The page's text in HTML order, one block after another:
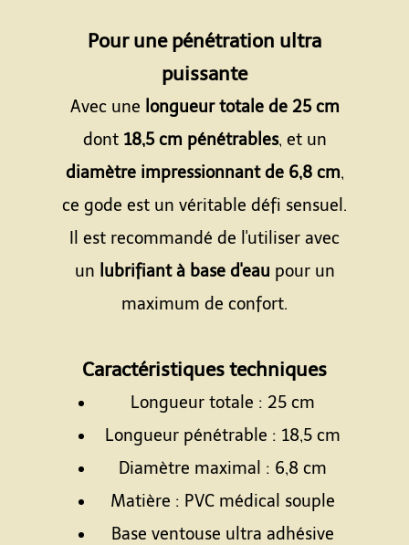
Pour une pénétration ultra
puissante
Avec une longueur totale de 25 cm
dont 18,5 cm pénétrables, et un
diamètre impressionnant de 6,8 cm,
ce gode est un véritable défi sensuel.
Il est recommandé de l'utiliser avec
un lubrifiant à base d'eau pour un
maximum de confort.
Caractéristiques techniques
Longueur totale : 25 cm
Longueur pénétrable : 18,5 cm
Diamètre maximal : 6,8 cm
Matière : PVC médical souple
Base ventouse ultra adhésive